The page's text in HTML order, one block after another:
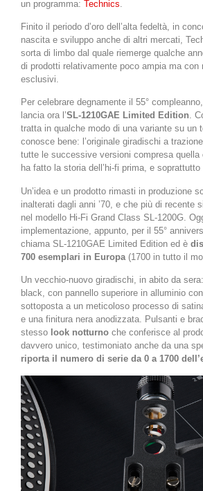
un programma: Technics
Finito il periodo d’oro dell’alta fedeltà, in
nascita e sviluppo anche di altri mercati,
sorta di limbo dal quale riemerge qualche
di prodotti relativamente poco ampia ma con
esclusivi.
Per celebrare degnamente il 55°
lancia ora l’SL-1210GAE Limited Edition.
tratta in qualche modo di una variante su un
conosce bene: l’originale giradischi a
tutte le successive versioni compresa quella
ha fatto la storia dell’hi-fi prima, e
Un’idea e un prodotto rimasti in produzione
inalterati dagli anni ’70, e che più di recente
nel modello Hi-Fi Grand Class SL-1200G.
implementazione, appunto, per il 55°
chiama SL-1210GAE Limited Edition ed è
700 esemplari in Europa (1700 in tutto il
Un vecchio-nuovo giradischi, in abito da
black, con pannello superiore in alluminio
sottoposta a un meticoloso processo di
e una finitura nera anodizzata. Pulsanti e
stesso look notturno che conferisce al
davvero unico, testimoniato anche da una
riporta il numero di serie da 0 a 1700